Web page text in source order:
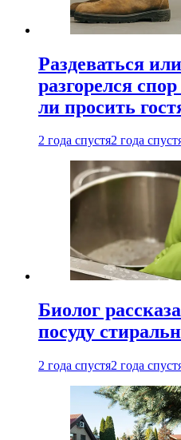
Раздеваться
разгорелся
ли просить
2 года спустя2 года
Биолог
посуду
2 года спустя2 года